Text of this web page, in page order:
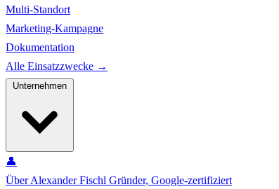
Multi-Standort
Marketing-Kampagne
Dokumentation
Alle Einsatzzwecke →
👤
Über Alexander Fischl Gründer, Google-zertifiziert